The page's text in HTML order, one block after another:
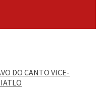
DO CANTO VICE-